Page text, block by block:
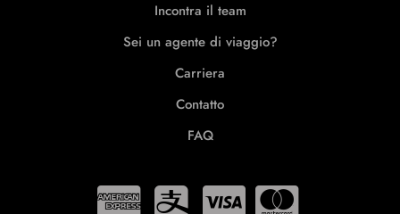
Incontra il team
Sei un agente di viaggio?
Carriera
Contatto
FAQ